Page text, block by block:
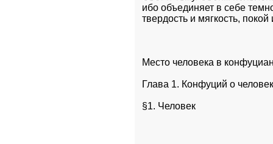
ибо объединяет в себе
твердость и мягкость,
Место человека в
Глава 1. Конфуций о
§1. Человек